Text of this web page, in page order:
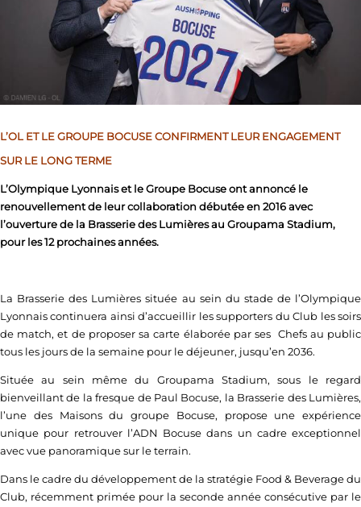
L’OL ET LE GROUPE BOCUSE CONFIRMENT LEUR ENGAGEMENT
SUR LE LONG TERME
L’Olympique Lyonnais et le Groupe Bocuse ont annoncé le
renouvellement de leur collaboration débutée en 2016 avec
l’ouverture de la Brasserie des Lumières au Groupama Stadium,
pour les 12 prochaines années.
La Brasserie des Lumières située au sein du stade de l’Olympique
Lyonnais continuera ainsi d’accueillir les supporters du Club les soirs
de match, et de proposer sa carte élaborée par ses Chefs au public
tous les jours de la semaine pour le déjeuner, jusqu’en 2036.
Située au sein même du Groupama Stadium, sous le regard
bienveillant de la fresque de Paul Bocuse, la Brasserie des Lumières,
l’une des Maisons du groupe Bocuse, propose une expérience
unique pour retrouver l’ADN Bocuse dans un cadre exceptionnel
avec vue panoramique sur le terrain.
Dans le cadre du développement de la stratégie Food & Beverage du
Club, récemment primée pour la seconde année consécutive par le